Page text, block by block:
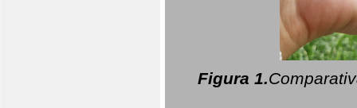
Figura 1.